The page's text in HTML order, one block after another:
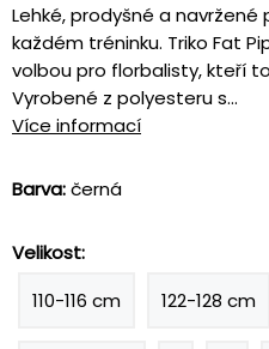
Lehké, prodyšné a
každém tréninku. Triko Fat
volbou pro florbalisty, kteří
Vyrobené z polyesteru s...
Více informací
Barva:černá
Velikost:
110-116 cm
122-128 cm